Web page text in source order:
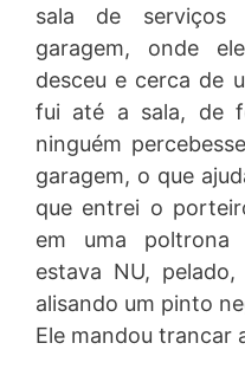
sala de
garagem, onde
desceu e cerca de
fui até a sala, de
ninguém
garagem, o que
que entrei o
em uma poltrona
estava NU,
alisando um pinto
Ele mandou trancar